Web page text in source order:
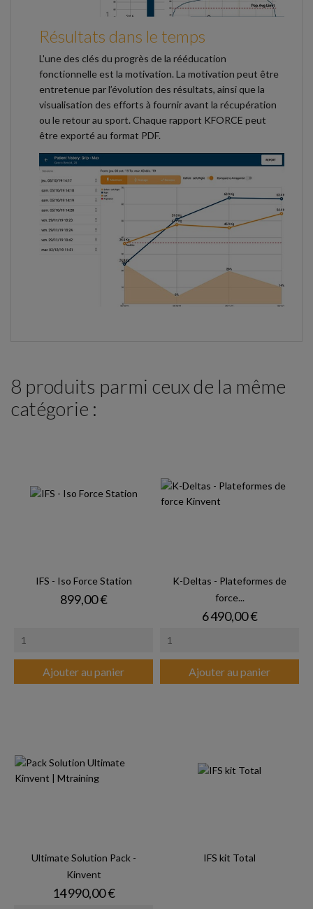
Résultats dans le temps
L'une des clés du progrès de la rééducation
fonctionnelle est la motivation. La motivation peut être
entretenue par l’évolution des résultats, ainsi que la
visualisation des efforts à fournir avant la récupération
ou le retour au sport. Chaque rapport KFORCE peut
être exporté au format PDF.
8 produits parmi ceux de la même
catégorie :
IFS - Iso Force Station
Prix
899,00 €
Ajouter au panier
K-Deltas - Plateformes de
force...
Prix
6 490,00 €
Ajouter au panier
Ultimate Solution Pack -
Kinvent
Prix
14 990,00 €
IFS kit Total